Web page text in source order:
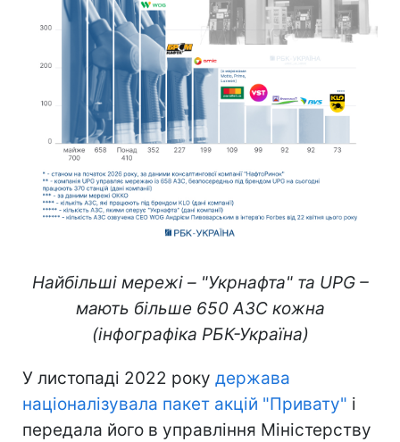
Найбільші мережі – "Укрнафта" та UPG –
мають більше 650 АЗС кожна
(інфографіка РБК-Україна)
У листопаді 2022 року держава
націоналізувала пакет акцій "Привату" і
передала його в управління Міністерству